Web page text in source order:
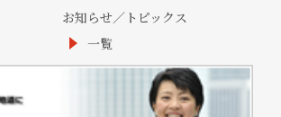
お知らせ／トピックス
一覧